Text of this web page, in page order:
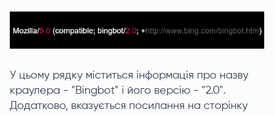
У цьому рядку міститься інформація про назву
краулера - "Bingbot" і його версію - "2.0".
Додатково, вказується посилання на сторінку